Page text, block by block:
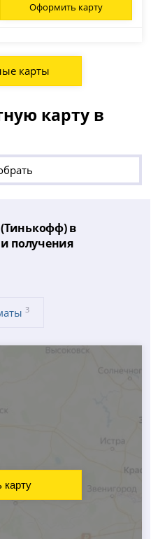
Оформить карту
карты
карту в
в
получения
3
карту